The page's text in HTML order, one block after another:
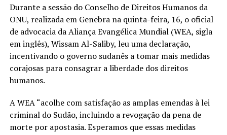
Durante a sessão do Conselho de Direitos Humanos da
ONU, realizada em Genebra na quinta-feira, 16, o oficial
de advocacia da Aliança Evangélica Mundial (WEA, sigla
em inglês), Wissam Al-Saliby, leu uma declaração,
incentivando o governo sudanês a tomar mais medidas
corajosas para consagrar a liberdade dos direitos
humanos.
A WEA “acolhe com satisfação as amplas emendas à lei
criminal do Sudão, incluindo a revogação da pena de
morte por apostasia. Esperamos que essas medidas